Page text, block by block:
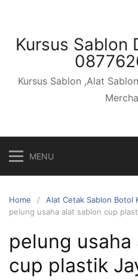
contentKursus Sablon
Kursus Sablon ,Alat
MENU
Home
Alat Cetak Sablon Botol
pelung usaha alat sablon cup
pelung
cup plastik